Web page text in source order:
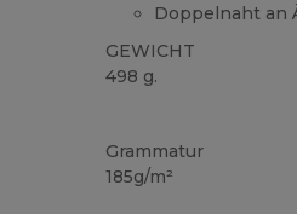
Doppelnaht an
GEWICHT
498 g.
Grammatur
185g/m²